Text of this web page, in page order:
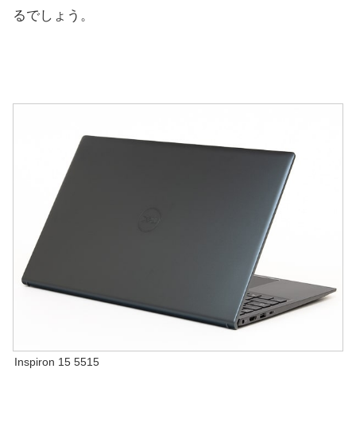
るでしょう。
Inspiron 15 5515